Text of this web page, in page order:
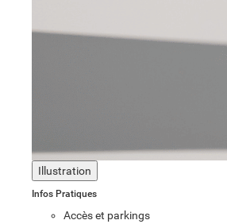
Illustration
Infos Pratiques
Accès et parkings